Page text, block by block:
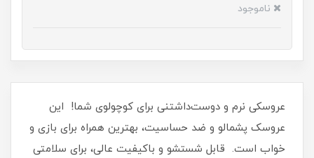
ناموجود
عروسکی نرم و دوست‌داشتنی برای کوچولوی شما! این
عروسک پشمالو و ضد حساسیت، بهترین همراه برای بازی و
خواب است. قابل شستشو و باکیفیت عالی، برای سلامتی